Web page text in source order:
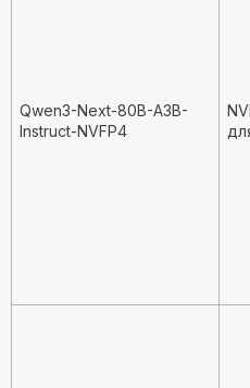
Qwen3-Next-80B-A3B-
Instruct-NVFP4